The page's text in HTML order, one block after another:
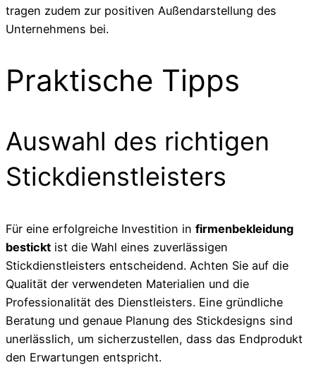
tragen zudem zur positiven Außendarstellung des
Unternehmens bei.
Praktische Tipps
Auswahl des richtigen
Stickdienstleisters
Für eine erfolgreiche Investition in firmenbekleidung
bestickt ist die Wahl eines zuverlässigen
Stickdienstleisters entscheidend. Achten Sie auf die
Qualität der verwendeten Materialien und die
Professionalität des Dienstleisters. Eine gründliche
Beratung und genaue Planung des Stickdesigns sind
unerlässlich, um sicherzustellen, dass das Endprodukt
den Erwartungen entspricht.